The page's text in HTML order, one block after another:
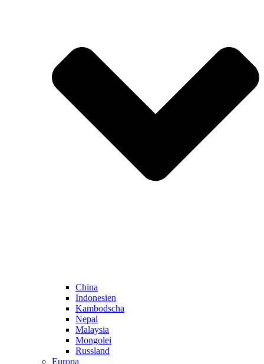
China
Indonesien
Kambodscha
Nepal
Malaysia
Mongolei
Russland
Europa